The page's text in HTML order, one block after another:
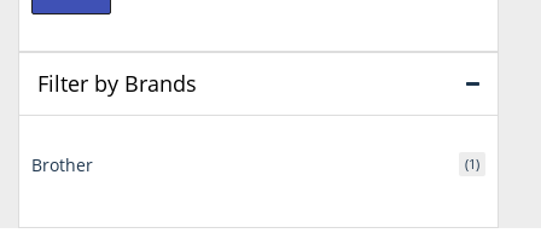
Filter by Brands
Brother (1)